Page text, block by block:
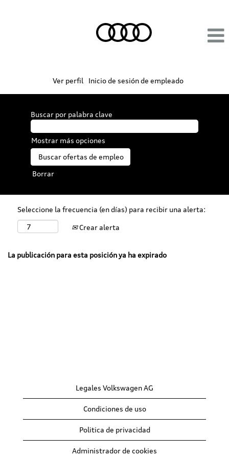
Ver perfil Inicio de sesión de empleado
Buscar por palabra clave
Mostrar más opciones
Borrar
Seleccione la frecuencia (en días) para recibir una alerta:
Crear alerta
La publicación para esta posición ya ha expirado
Legales Volkswagen AG
Condiciones de uso
Politica de privacidad
Administrador de cookies